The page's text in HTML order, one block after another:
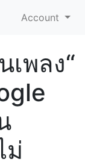
Account
พลง“
ม่